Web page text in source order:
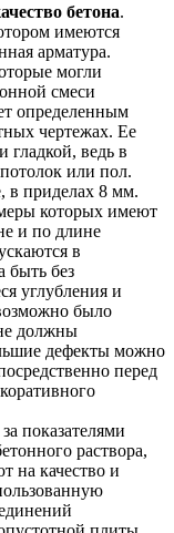
бетона.
имеются
арматура.
могли
смеси
определенным
чертежах. Ее
гладкой, ведь в
или пол.
в приделах 8 мм.
которых имеют
и по длине
в
быть без
углубления и
было
должны
дефекты можно
перед
показателями
раствора,
на качество и